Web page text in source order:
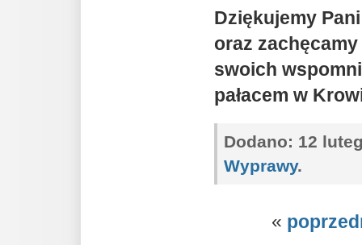
Dziękujemy
oraz
swoich
pałacem w
Dodano: 12
Wyprawy.
«